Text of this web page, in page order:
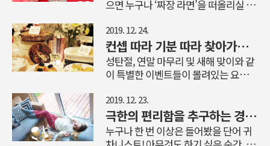
컬을 담당하며 그의 음악적 재능을 서
지급 계획을 없애는 등 갈수록 달력 배
포를 줄여가는 추세입니다. 매년 여행
사진전을 통해 특색 있는 달력을 제작
했던 항공사는 올해부터 벽걸이 달력
배포 없이 탁상용만 배포하기로 했고,
한 글로벌 IT 기업은 회사의 로고가 새
을 밝혔습..
수 없는 적대적인 관계일까요? 오늘
HS애드 공식 블로그에서는 빅데이터
를 통해 실제 소비자들의 소비패턴을
다각도로 분석해 둘의 관계를 짚어봅니
다.(참고 자료: ‘Social Bigdata Insight
Report ‘온오프라인 소비’, 2019.12,
HS애드 커뮤니케이션팀) 온라인은 뜨
고, 오프라인은 지고 최근의 전반적인
소비 트렌드를 온/오프라인으로 구분
지어 이야기한다면, ‘오프라인은 지고
으면 누구나 ‘짜장 라면’을 떠올리실 텐
지가 벨 소리만 들어도 침을 흘리게 된
다는 ‘파블로프의 개’ 실험에서 파생된
음악의 연상 기억법은 이미 광고계에서
도 적극적으로 쓰이고 있습니다. 오늘
HS애드 블로그에서는 나도 모르게 배
달 앱을 켜도록 만드는 광고 속 푸드송
을 소개합니다. 세대를 아우르는 호호
호호호빵~ 편의점에 들어선 호빵 찜기
만으로도 계절을 짐작할 수 있을 정도
2019. 12. 24.
컨셉 따라 기분 따라 찾아가는 베이커리 카페 추천 명소
성탄절, 연말 마무리 및 새해 맞이와 같
이 특별한 이벤트들이 몰려있는 요즘.
시간이 많은 계절입니다. 특별한 날 모
여서 달콤한 케이크, 빵과 따뜻한 커피
한잔하는 여유가 생각나는 시기이기도
하죠. 작년에 이어 올해도 사람들 사이
2019. 12. 23.
극한의 편리함을 추구하는 경제, 귀차니즘 이코노미
누구나 한 번 이상은 들어봤을 단어 귀